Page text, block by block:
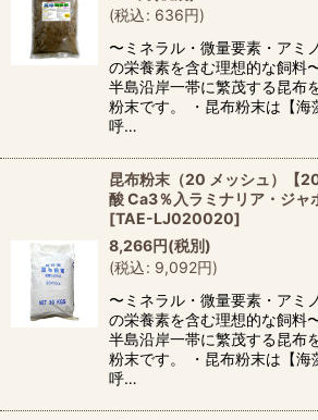
(税込: 636円)
〜ミネラル・微量要素・アミ
の栄養素を含む理想的な飼料
半島沿岸一帯に繁茂する昆布
粉末です。 ・昆布粉末は【海
呼…
昆布粉末（20 メッシュ）【
酸 Ca3％入ラミナリア・ジャ
[TAE-LJ020020]
8,266円(税別)
(税込: 9,092円)
〜ミネラル・微量要素・アミ
の栄養素を含む理想的な飼料
半島沿岸一帯に繁茂する昆布
粉末です。 ・昆布粉末は【海
呼…